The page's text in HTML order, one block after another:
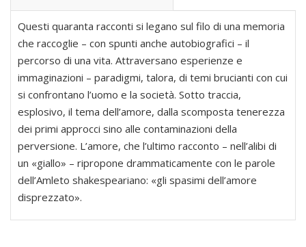
Questi quaranta racconti si legano sul filo di una memoria
che raccoglie – con spunti anche autobiografici – il
percorso di una vita. Attraversano esperienze e
immaginazioni – paradigmi, talora, di temi brucianti con cui
si confrontano l’uomo e la società. Sotto traccia,
esplosivo, il tema dell’amore, dalla scomposta tenerezza
dei primi approcci sino alle contaminazioni della
perversione. L’amore, che l’ultimo racconto – nell’alibi di
un «giallo» – ripropone drammaticamente con le parole
dell’Amleto shakespeariano: «gli spasimi dell’amore
disprezzato».